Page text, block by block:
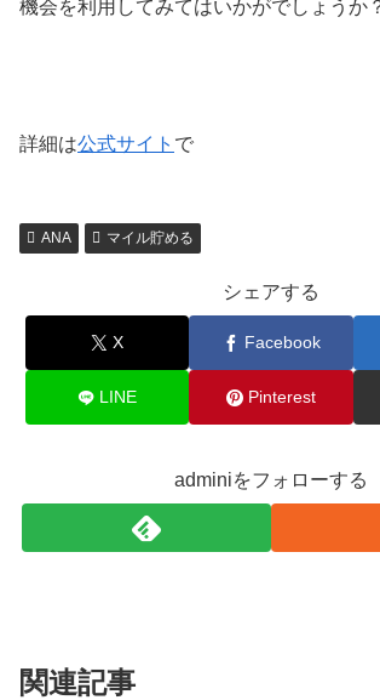
機会を利用してみてはいかがでしょうか
詳細は公式サイト で
ANA マイル貯める
シェアする
X Facebook
LINE Pinterest
adminiをフォローする
関連記事